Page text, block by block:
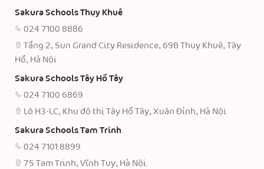
Sakura Schools Thụy Khuê
024 7100 8886
Tầng 2, Sun Grand City Residence, 69B Thụy Khuê, Tây
Hồ, Hà Nội
Sakura Schools Tây Hồ Tây
024 7100 6869
Lô H3-LC, Khu đô thị Tây Hồ Tây, Xuân Đỉnh, Hà Nội
Sakura Schools Tam Trinh
024 7101 8899
75 Tam Trinh, Vĩnh Tuy, Hà Nội